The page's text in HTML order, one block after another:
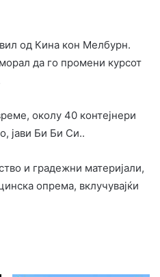
од Кина кон Мелбурн.
да го промени курсот
околу 40 контејнери
јави Би Би Си..
и градежни материјали,
опрема, вклучувајќи